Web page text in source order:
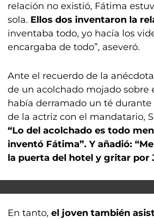
relación no existió, Fátima
sola. Ellos dos inventaron la
inventaba todo, yo hacía los
encargaba de todo”, aseveró.
Ante el recuerdo de la
de un acolchado mojado sobre
había derramado un té
de la actriz con el mandatario,
“Lo del acolchado es todo
inventó Fátima”. Y añadió:
la puerta del hotel y gritar por
En tanto, el joven también